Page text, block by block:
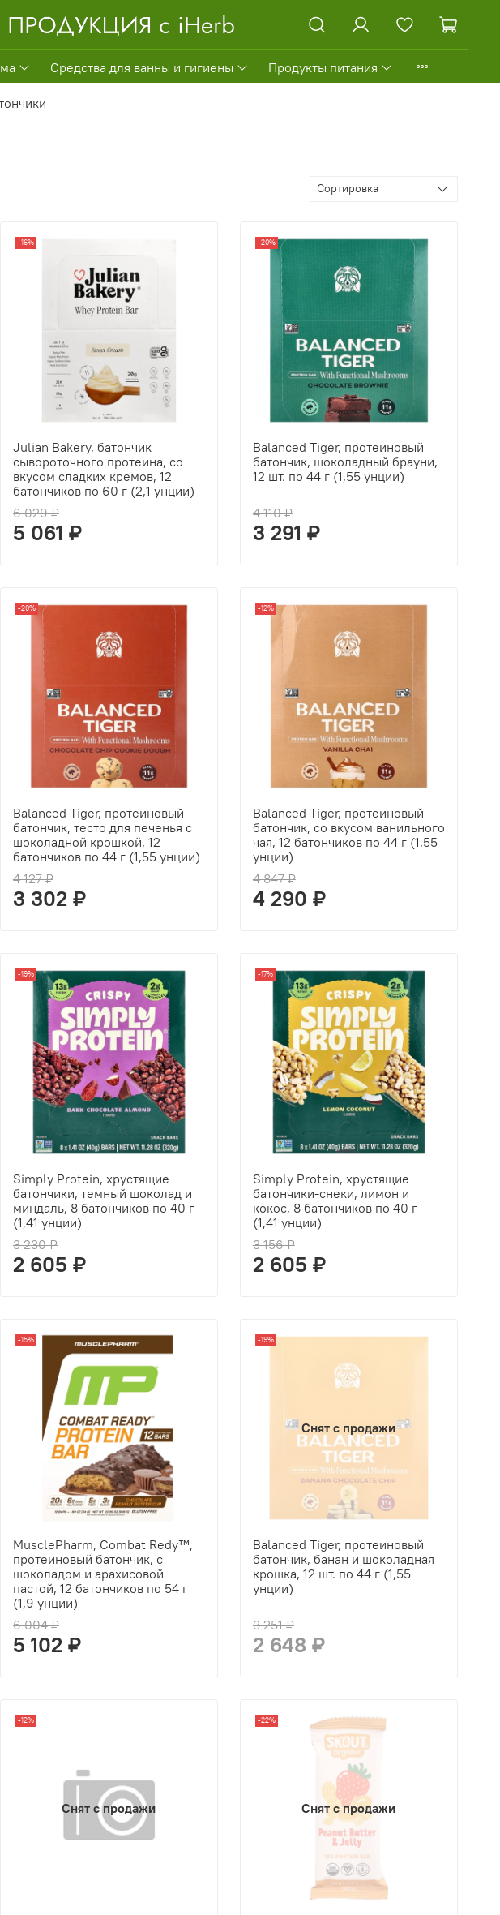
Средства для ванны и гигиены Продукты питания
-16%
Julian Bakery, батончик
сывороточного протеина, со
вкусом сладких кремов, 12
батончиков по 60 г (2,1 унции)
6 029 ₽
5 061 ₽
-20%
Balanced Tiger, протеиновый
батончик, шоколадный брауни,
12 шт. по 44 г (1,55 унции)
4 110 ₽
3 291 ₽
-20%
Balanced Tiger, протеиновый
батончик, тесто для печенья с
шоколадной крошкой, 12
батончиков по 44 г (1,55 унции)
4 127 ₽
3 302 ₽
-12%
Balanced Tiger, протеиновый
батончик, со вкусом ванильного
чая, 12 батончиков по 44 г (1,55
унции)
4 847 ₽
4 290 ₽
-19%
Simply Protein, хрустящие
батончики, темный шоколад и
миндаль, 8 батончиков по 40 г
(1,41 унции)
3 230 ₽
2 605 ₽
-17%
Simply Protein, хрустящие
батончики-снеки, лимон и
кокос, 8 батончиков по 40 г
(1,41 унции)
3 156 ₽
2 605 ₽
-15%
MusclePharm, Combat Redy™,
протеиновый батончик, с
шоколадом и арахисовой
пастой, 12 батончиков по 54 г
(1,9 унции)
6 004 ₽
5 102 ₽
Снят с продажи
-19%
Balanced Tiger, протеиновый
батончик, банан и шоколадная
крошка, 12 шт. по 44 г (1,55
унции)
3 251 ₽
2 648 ₽
Снят с продажи
-12%
Снят с продажи
-22%